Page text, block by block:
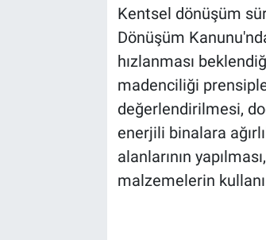
Kentsel dönüşüm
Dönüşüm
hızlanması
madenciliği
değerlendirilmesi,
enerjili binalara
alanlarının
malzemelerin